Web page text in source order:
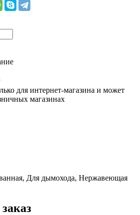
для интернет-магазина и может
магазинах
Для дымохода, Нержавеющая